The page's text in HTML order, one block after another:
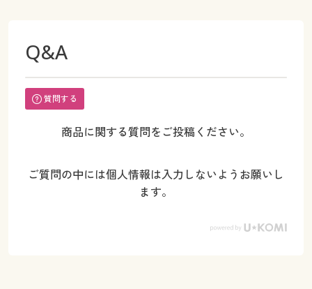
Q&A
質問する
商品に関する質問をご投稿ください。
ご質問の中には個人情報は入力しないようお願いし
ます。